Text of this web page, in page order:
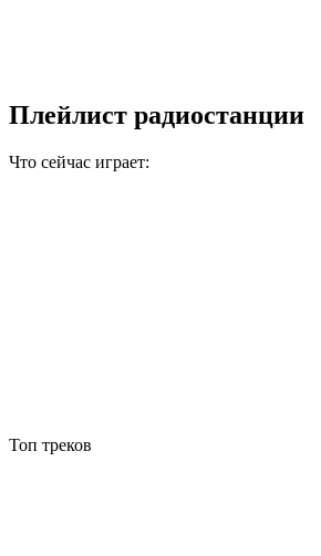
Плейлист радиостанции
Что сейчас играет:
Топ треков